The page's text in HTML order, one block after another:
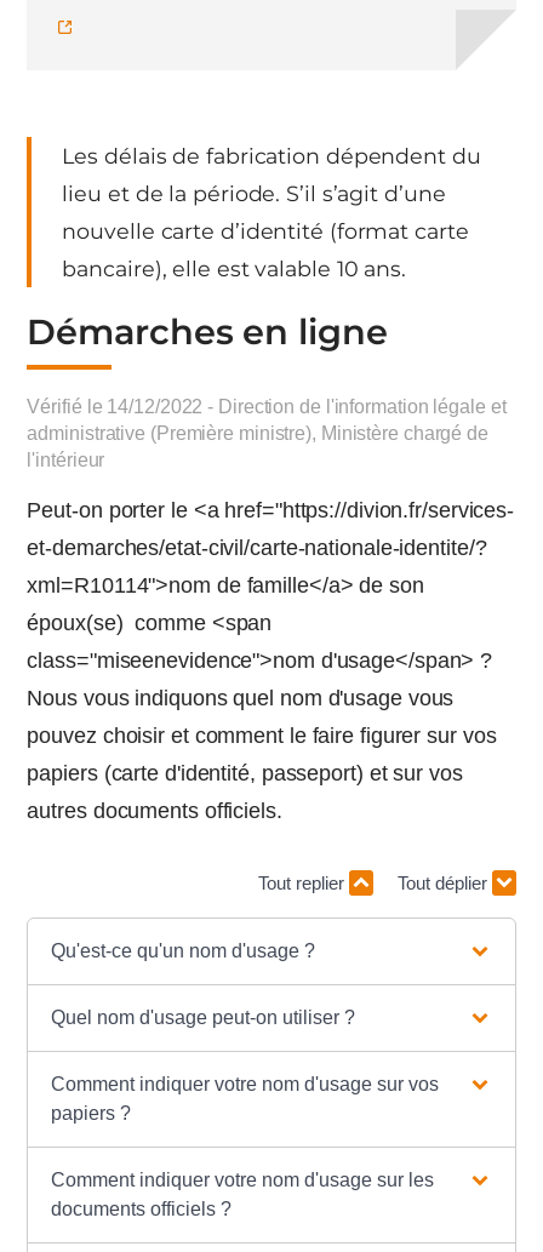
Les délais de fabrication dépendent du
lieu et de la période. S’il s’agit d’une
nouvelle carte d’identité (format carte
bancaire), elle est valable 10 ans.
Démarches en ligne
Vérifié le 14/12/2022 - Direction de l'information légale et
administrative (Première ministre), Ministère chargé de
l'intérieur
Peut-on porter le <a href="https://divion.fr/services-
et-demarches/etat-civil/carte-nationale-identite/?
xml=R10114">nom de famille</a> de son
époux(se) comme <span
class="miseenevidence">nom d'usage</span> ?
Nous vous indiquons quel nom d'usage vous
pouvez choisir et comment le faire figurer sur vos
papiers (carte d'identité, passeport) et sur vos
autres documents officiels.
Tout replier Tout déplier
Qu'est-ce qu'un nom d'usage ?
Quel nom d'usage peut-on utiliser ?
Comment indiquer votre nom d'usage sur vos
papiers ?
Comment indiquer votre nom d'usage sur les
documents officiels ?